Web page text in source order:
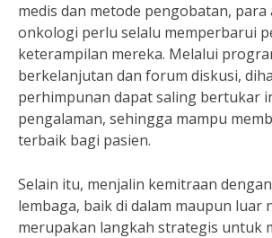
medis dan metode pengobatan, para
onkologi perlu selalu memperbarui
keterampilan mereka. Melalui
berkelanjutan dan forum diskusi,
perhimpunan dapat saling bertukar
pengalaman, sehingga mampu
terbaik bagi pasien.
Selain itu, menjalin kemitraan
lembaga, baik di dalam maupun luar
merupakan langkah strategis untuk